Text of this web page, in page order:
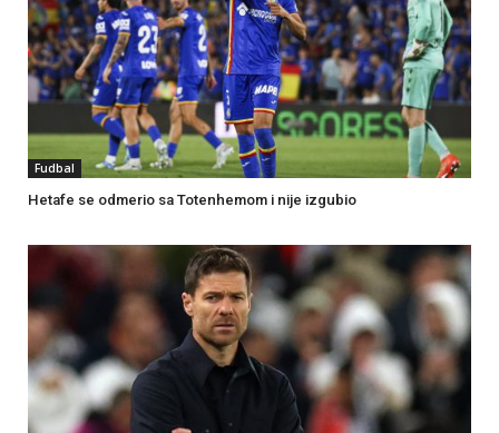
Fudbal
Hetafe se odmerio sa Totenhemom i nije izgubio